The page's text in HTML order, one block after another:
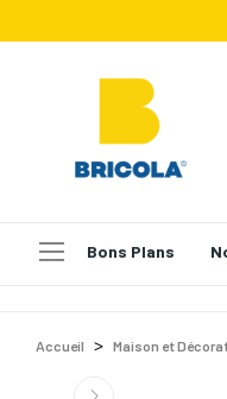
Bons Plans
Accueil Maison et